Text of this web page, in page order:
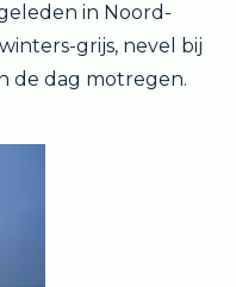
in Noord-
grijs, nevel bij
de dag motregen.